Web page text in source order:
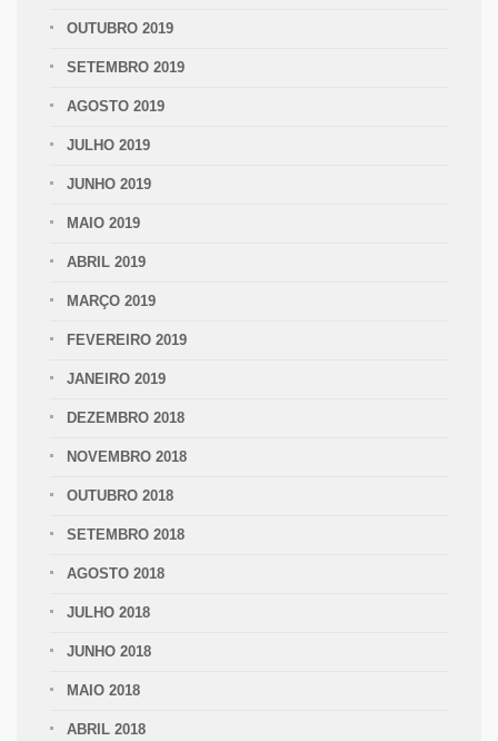
OUTUBRO 2019
SETEMBRO 2019
AGOSTO 2019
JULHO 2019
JUNHO 2019
MAIO 2019
ABRIL 2019
MARÇO 2019
FEVEREIRO 2019
JANEIRO 2019
DEZEMBRO 2018
NOVEMBRO 2018
OUTUBRO 2018
SETEMBRO 2018
AGOSTO 2018
JULHO 2018
JUNHO 2018
MAIO 2018
ABRIL 2018